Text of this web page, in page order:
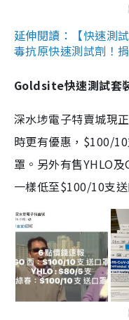
延伸閱讀：【快速測
毒抗原快速測試劑！
Goldsite快速測試套
深水埗電子特賣城現
時更有優惠，$100/
罩。另外有售YHLO
一樣低至$100/10支送